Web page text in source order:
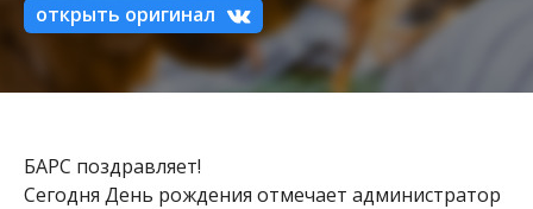
открыть оригинал
БАРС поздравляет!
Сегодня День рождения отмечает администратор